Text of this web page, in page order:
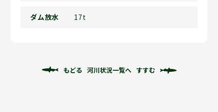
ダム放水 17t
もどる 河川状況一覧へ すすむ